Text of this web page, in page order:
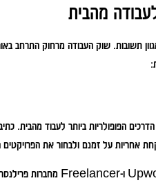
מהבית
תשובות. שוק העבודה מרחוק התרחב
הפופולריות ביותר לעבוד מהבית.
אחריות על זמנם ולבחור את